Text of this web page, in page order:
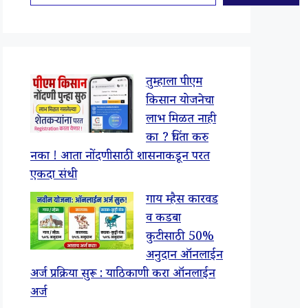
तुम्हाला पीएम
किसान योजनेचा
लाभ मिळत नाही
का ? चिंता करु
नका ! आता नोंदणीसाठी शासनाकडून परत
एकदा संधी
गाय म्हैस कारवड
व कडबा
कुटीसाठी 50%
अनुदान ऑनलाईन
अर्ज प्रक्रिया सुरू : याठिकाणी करा ऑनलाईन
अर्ज